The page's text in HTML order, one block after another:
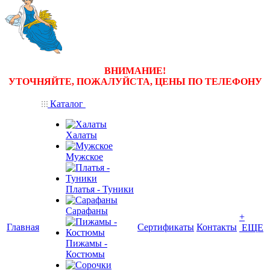
ВНИМАНИЕ!
УТОЧНЯЙТЕ, ПОЖАЛУЙСТА, ЦЕНЫ ПО ТЕЛЕФОНУ
Главная
Каталог
Халаты
Мужское
Платья - Туники
Сарафаны
Пижамы -
Костюмы
Сертификаты Контакты
+
ЕЩЕ